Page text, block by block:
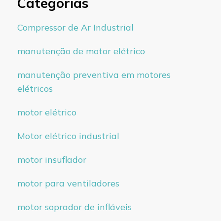
Compressor de Ar Industrial
manutenção de motor elétrico
manutenção preventiva em motores
elétricos
motor elétrico
Motor elétrico industrial
motor insuflador
motor para ventiladores
motor soprador de infláveis